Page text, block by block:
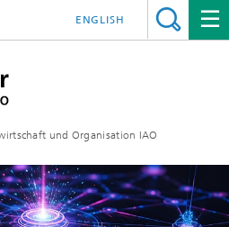
und Organisation IAO
ENGLISH